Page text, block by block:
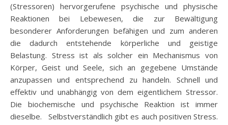
(Stressoren) hervorgerufene psychische und physische
Reaktionen bei Lebewesen, die zur Bewältigung
besonderer Anforderungen befähigen und zum anderen
die dadurch entstehende körperliche und geistige
Belastung. Stress ist als solcher ein Mechanismus von
Körper, Geist und Seele, sich an gegebene Umstände
anzupassen und entsprechend zu handeln. Schnell und
effektiv und unabhängig von dem eigentlichem Stressor.
Die biochemische und psychische Reaktion ist immer
dieselbe. Selbstverständlich gibt es auch positiven Stress.